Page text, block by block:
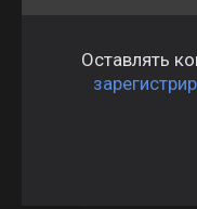
Оставлять